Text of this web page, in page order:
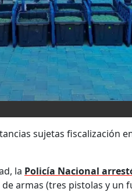
sujetas fiscalización
la Policía Nacional
armas (tres pistolas y un